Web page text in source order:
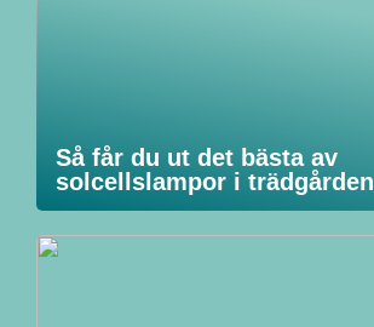
Så får du ut det bästa av
solcellslampor i trädgården